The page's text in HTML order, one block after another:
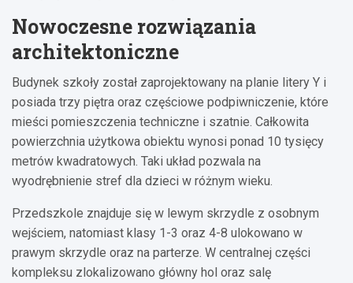
Nowoczesne rozwiązania
architektoniczne
Budynek szkoły został zaprojektowany na planie litery Y i
posiada trzy piętra oraz częściowe podpiwniczenie, które
mieści pomieszczenia techniczne i szatnie. Całkowita
powierzchnia użytkowa obiektu wynosi ponad 10 tysięcy
metrów kwadratowych. Taki układ pozwala na
wyodrębnienie stref dla dzieci w różnym wieku.
Przedszkole znajduje się w lewym skrzydle z osobnym
wejściem, natomiast klasy 1-3 oraz 4-8 ulokowano w
prawym skrzydle oraz na parterze. W centralnej części
kompleksu zlokalizowano główny hol oraz salę